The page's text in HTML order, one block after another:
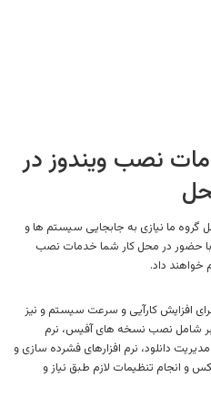
نصب ویندوز در
گروه ما نیازی به جابجایی سیستم ها و
با حضور در محل کار شما خدمات نصب
خواهند داد.
افزایش کارآیی و سرعت سیستم و نیز
شامل نصب نسخه های آفیس، نرم
دانلود، نرم افزارهای فشرده سازی و
و انجام تنظیمات لازم طبق نیاز و